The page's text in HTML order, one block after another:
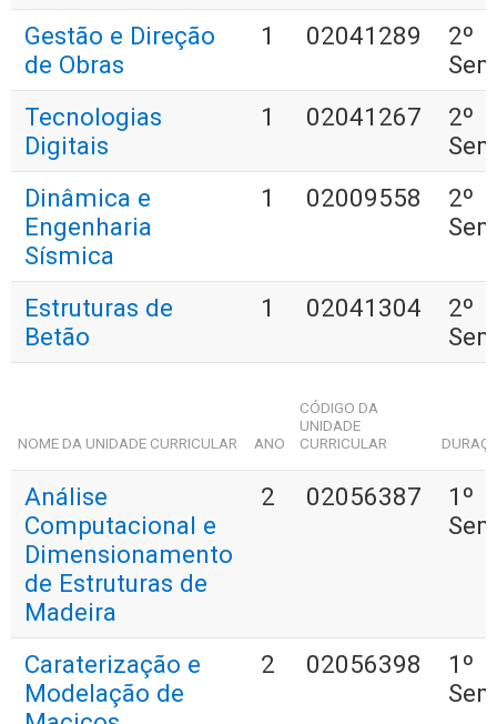
Gestão e Direção
de Obras
1 02041289
2º
Tecnologias
Digitais
1 02041267
2º
Dinâmica e
Engenharia
Sísmica
1 02009558
2º
Estruturas de
Betão
1 02041304
2º
NOME DA UNIDADE CURRICULAR ANO
CÓDIGO DA
UNIDADE
CURRICULAR
Análise
Computacional e
Dimensionamento
de Estruturas de
Madeira
2 02056387
1º
Caraterização e
Modelação de
2 02056398
1º